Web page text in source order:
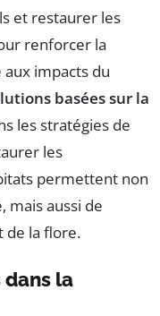
et restaurer les
renforcer la
impacts du
basées sur la
les stratégies de
les
permettent non
mais aussi de
de la flore.
la